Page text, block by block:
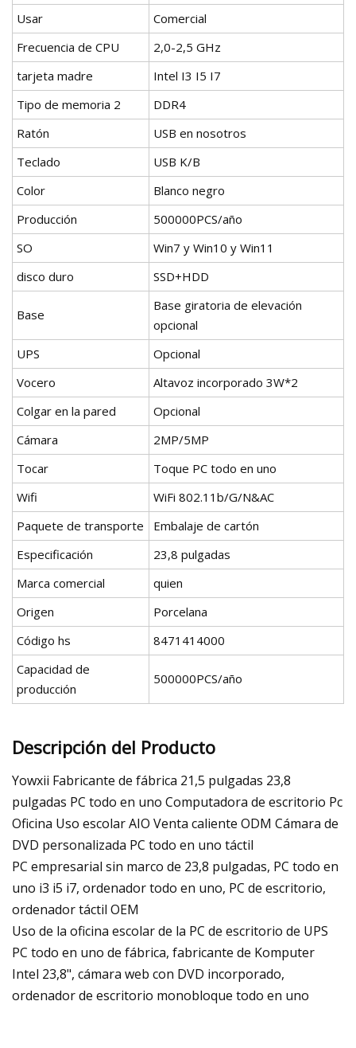
Usar
Comercial
Frecuencia de CPU
2,0-2,5 GHz
tarjeta madre
Intel I3 I5 I7
Tipo de memoria 2
DDR4
Ratón
USB en nosotros
Teclado
USB K/B
Color
Blanco negro
Producción
500000PCS/año
SO
Win7 y Win10 y Win11
disco duro
SSD+HDD
Base
Base giratoria de elevación
opcional
UPS
Opcional
Vocero
Altavoz incorporado 3W*2
Colgar en la pared
Opcional
Cámara
2MP/5MP
Tocar
Toque PC todo en uno
Wifi
WiFi 802.11b/G/N&AC
Paquete de transporte
Embalaje de cartón
Especificación
23,8 pulgadas
Marca comercial
quien
Origen
Porcelana
Código hs
8471414000
Capacidad de
producción
500000PCS/año
Descripción del Producto
Yowxii Fabricante de fábrica 21,5 pulgadas 23,8
pulgadas PC todo en uno Computadora de escritorio Pc
Oficina Uso escolar AIO Venta caliente ODM Cámara de
DVD personalizada PC todo en uno táctil
PC empresarial sin marco de 23,8 pulgadas, PC todo en
uno i3 i5 i7, ordenador todo en uno, PC de escritorio,
ordenador táctil OEM
Uso de la oficina escolar de la PC de escritorio de UPS
PC todo en uno de fábrica, fabricante de Komputer
Intel 23,8", cámara web con DVD incorporado,
ordenador de escritorio monobloque todo en uno